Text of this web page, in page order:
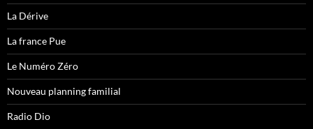
La Dérive
La france Pue
Le Numéro Zéro
Nouveau planning familial
Radio Dio